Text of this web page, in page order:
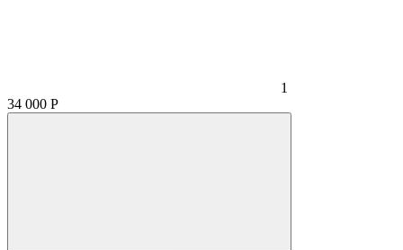
1
34 000 Р